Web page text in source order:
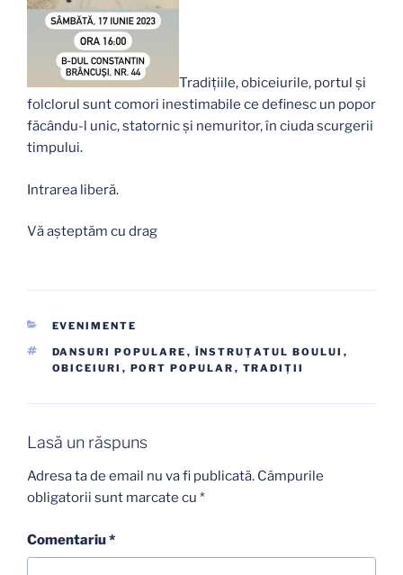
Tradiţiile, obiceiurile, portul şi
folclorul sunt comori inestimabile ce definesc un popor
făcându-l unic, statornic şi nemuritor, în ciuda scurgerii
timpului.
Intrarea liberă.
Vă așteptăm cu drag
CATEGORII
EVENIMENTE
ETICHETE
DANSURI POPULARE , ÎNSTRUŢATUL BOULUI ,
OBICEIURI , PORT POPULAR , TRADIŢII
Lasă un răspuns
Adresa ta de email nu va fi publicată. Câmpurile
obligatorii sunt marcate cu *
Comentariu*